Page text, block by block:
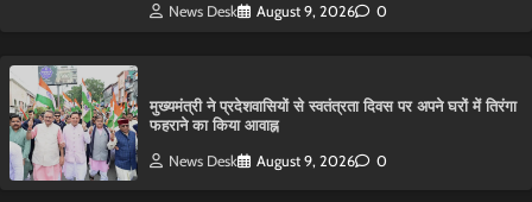
News Desk August 9, 2026 0
मुख्यमंत्री ने प्रदेशवासियों से स्वतंत्रता दिवस पर अपने घरों में तिरंगा
फहराने का किया आवाह्न
News Desk August 9, 2026 0